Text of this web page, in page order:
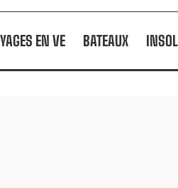
EN VE BATEAUX